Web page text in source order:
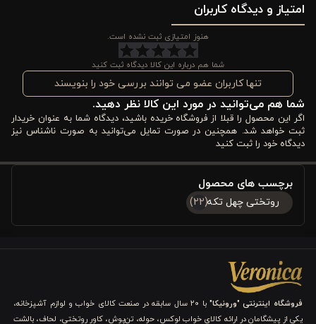
است و می‌تواند به راحتی فضای شما را زیباتر کند.
مشخصات و ویژگی هایروتختی یک نفره ورونیکا طرح چهل
‌تکه سبز زرشکی
جنس پارچه و لطافت بالا:
پارچه این روتختی از پنبه نرم و لطیف ساخته شده است که به شما
خاصیت تنفسی بودن، اجازه می‌دهد هوای کافی عبور کند و دمای بدن
در طول شب متعادل باقی بماند. این جنس طبیعی برای پوست حساس
خود را حفظ می‌کند. لطافت پارچه، تماس دلپذیر با پوست و حس
آرامش هنگام خواب را تضمین می‌کند و آن را برای استفاده روزمره و
امتیاز و دیدگاه کاربران
هنوز امتیازی ثبت نشده است.
شما هم درباره این کالا دیدگاه ثبت کنید
تنها کاربران عضو می توانند بررسی خود را بنویسند
شما هم می‌توانید در مورد این کالا نظر دهید.
اگر این محصول را قبلا از فروشگاه خریده باشید، دیدگاه شما به عنوان خریدار
ثبت خواهد شد. همچنین در صورت تمایل می‌توانید به صورت ناشناس نیز
دیدگاه خود را ثبت کنید
برچسب های محصول
روتختی چهل تکه(22)
فروشگاه اینترنتی "ورونیکا"
با ۲۰ سال سابقه در صنعت کالای خواب و لوازم آشپزخانه،
یکی از پیشگامان در ارائه کالای خواب لوکس، حوله، تن‌پوش، کاور روتختی، لحاف، بالشت